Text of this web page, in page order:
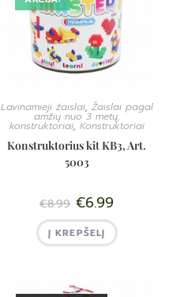
Lavinamieji žaislai, Žaislai pagal
amžių nuo 3 metų,
konstruktoriai, Konstruktoriai
Konstruktorius kit KB3, Art.
5003
€8.99 €6.99
Į KREPŠELĮ